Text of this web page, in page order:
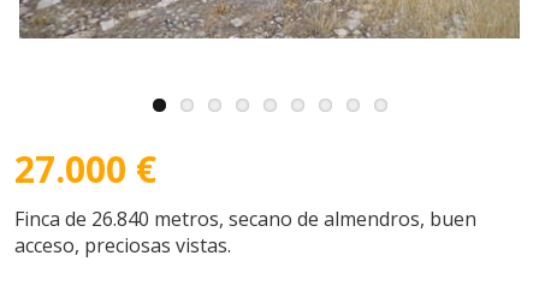
27.000 €
Finca de 26.840 metros, secano de almendros, buen
acceso, preciosas vistas.